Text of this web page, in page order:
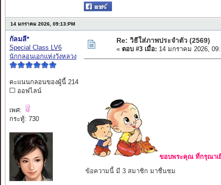
14 มกราคม 2026, 09:13:PM
กัลมลี*
Special Class LV6
นักกลอนเอกแห่งวังหลวง
คะแนนกลอนของผู้นี้ 214
ออฟไลน์
เพศ:
กระทู้: 730
Re: วิธีใส่ภาพประจำตัว (2569)
« ตอบ #3 เมื่อ: 14 มกราคม 2026,
ขอบพระคุณ ที่กรุณาเ
ข้อความนี้ มี 3 สมาชิก มาชื่นชม